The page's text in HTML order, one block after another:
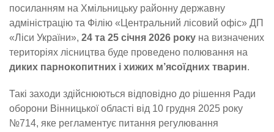
посиланням на Хмільницьку районну державну
адміністрацію та Філію «Центральний лісовий офіс» ДП
«Ліси України», 24 та 25 січня 2026 року на визначених
територіях лісництва буде проведено полювання на
диких парнокопитних і хижих м’ясоїдних тварин.
Такі заходи здійснюються відповідно до рішення Ради
оборони Вінницької області від 10 грудня 2025 року
№714, яке регламентує питання регулювання